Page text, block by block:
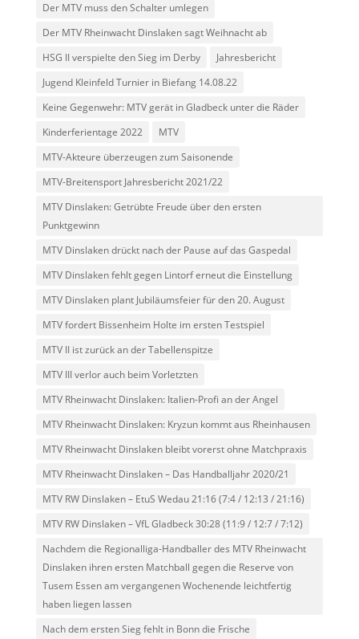
Der MTV muss den Schalter umlegen
Der MTV Rheinwacht Dinslaken sagt Weihnacht ab
HSG II verspielte den Sieg im Derby
Jahresbericht
Jugend Kleinfeld Turnier in Biefang 14.08.22
Keine Gegenwehr: MTV gerät in Gladbeck unter die Räder
Kinderferientage 2022
MTV
MTV-Akteure überzeugen zum Saisonende
MTV-Breitensport Jahresbericht 2021/22
MTV Dinslaken: Getrübte Freude über den ersten
Punktgewinn
MTV Dinslaken drückt nach der Pause auf das Gaspedal
MTV Dinslaken fehlt gegen Lintorf erneut die Einstellung
MTV Dinslaken plant Jubiläumsfeier für den 20. August
MTV fordert Bissenheim Holte im ersten Testspiel
MTV II ist zurück an der Tabellenspitze
MTV III verlor auch beim Vorletzten
MTV Rheinwacht Dinslaken: Italien-Profi an der Angel
MTV Rheinwacht Dinslaken: Kryzun kommt aus Rheinhausen
MTV Rheinwacht Dinslaken bleibt vorerst ohne Matchpraxis
MTV Rheinwacht Dinslaken – Das Handballjahr 2020/21
MTV RW Dinslaken – EtuS Wedau 21:16 (7:4 / 12:13 / 21:16)
MTV RW Dinslaken – VfL Gladbeck 30:28 (11:9 / 12:7 / 7:12)
Nachdem die Regionalliga-Handballer des MTV Rheinwacht
Dinslaken ihren ersten Matchball gegen die Reserve von
Tusem Essen am vergangenen Wochenende leichtfertig
haben liegen lassen
Nach dem ersten Sieg fehlt in Bonn die Frische